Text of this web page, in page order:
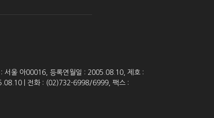
서울 아00016, 등록연월일 : 2005.08.10, 제호 :
| 전화 : (02)732-6998/6999, 팩스 :